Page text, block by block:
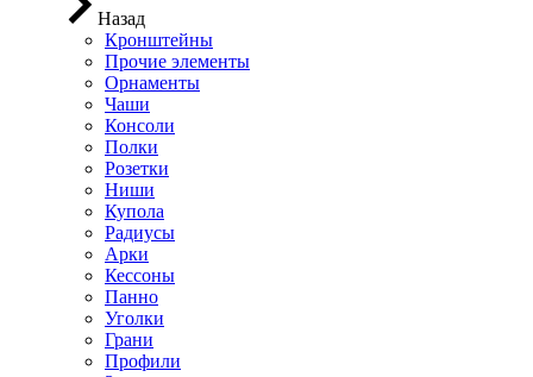
Назад
Кронштейны
Прочие элементы
Орнаменты
Чаши
Консоли
Полки
Розетки
Ниши
Купола
Радиусы
Арки
Кессоны
Панно
Уголки
Грани
Профили